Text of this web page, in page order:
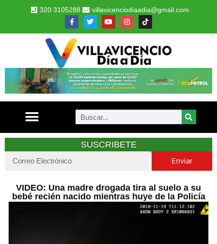
320 3105288 villavicenciodiaadia@gmail.com
SUSCRIBETE
Enviar
VIDEO: Una madre drogada tira al suelo a su
bebé recién nacido mientras huye de la Policía